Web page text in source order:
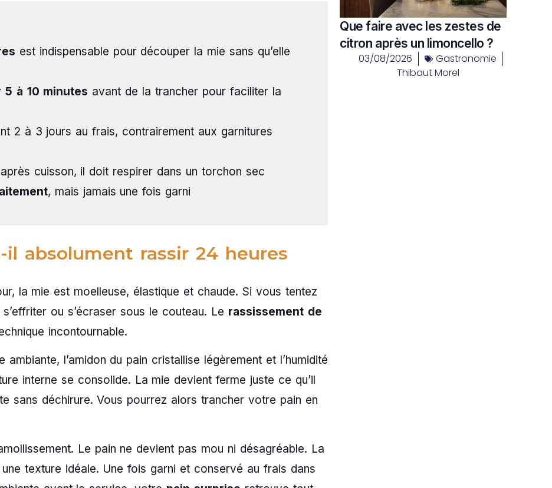
est indispensable pour découper la mie sans qu’elle
5 à 10 minutes avant de la trancher pour faciliter la
2 à 3 jours au frais, contrairement aux garnitures
cuisson, il doit respirer dans un torchon sec
, mais jamais une fois garni
absolument rassir 24 heures
la mie est moelleuse, élastique et chaude. Si vous tentez
ou s’écraser sous le couteau. Le rassissement de
incontournable.
l’amidon du pain cristallise légèrement et l’humidité
interne se consolide. La mie devient ferme juste ce qu’il
sans déchirure. Vous pourrez alors trancher votre pain en
Le pain ne devient pas mou ni désagréable. La
texture idéale. Une fois garni et conservé au frais dans
Que faire avec les zestes de
citron après un limoncello ?
03/08/2026
Gastronomie
Thibaut Morel